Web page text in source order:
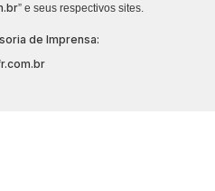
” e seus respectivos sites.
de Imprensa: